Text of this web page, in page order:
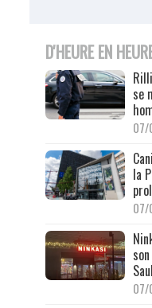
D'HEURE EN
se
07/
la
07/
07/